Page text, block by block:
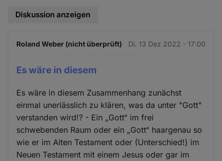
Diskussion anzeigen
Roland Weber (nicht überprüft) Di. 13 Dez 2022 - 17:00
Es wäre in diesem
Es wäre in diesem Zusammenhang zunächst
einmal unerlässlich zu klären, was da unter "Gott"
verstanden wird!? - Ein „Gott“ im frei
schwebenden Raum oder ein „Gott“ haargenau so
wie er im Alten Testament oder (Unterschied!) im
Neuen Testament mit einem Jesus oder gar im